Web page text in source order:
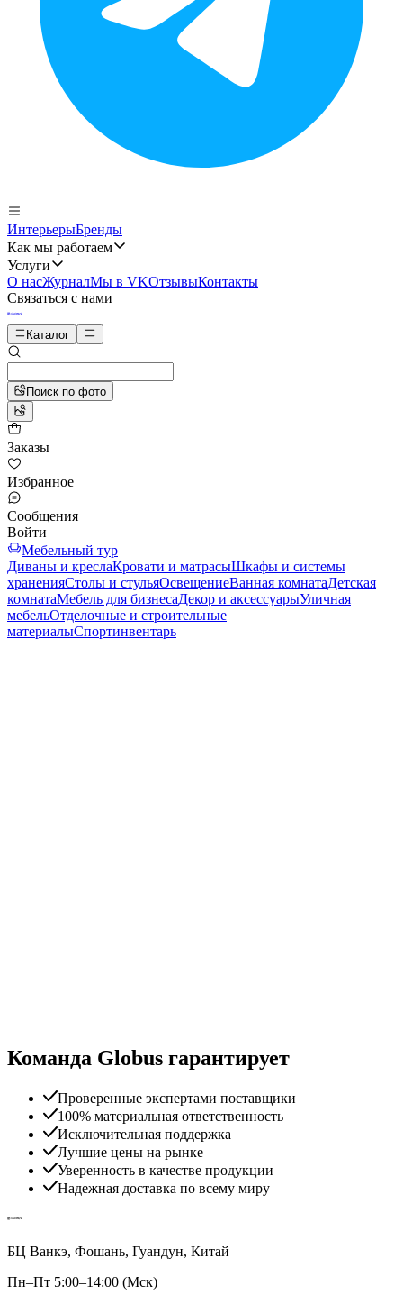
ИнтерьерыБренды
Как мы работаем
Услуги
О насЖурналМы в VKОтзывыКонтакты
Связаться с нами
Каталог
Поиск по фото
Заказы
Избранное
Сообщения
Войти
Мебельный тур
Диваны и креслаКровати и матрасыШкафы и системы
храненияСтолы и стульяОсвещениеВанная комнатаДетская
комнатаМебель для бизнесаДекор и аксессуарыУличная
мебельОтделочные и строительные
материалыСпортинвентарь
Команда Globus гарантирует
Проверенные экспертами поставщики
100% материальная ответственность
Исключительная поддержка
Лучшие цены на рынке
Уверенность в качестве продукции
Надежная доставка по всему миру
БЦ Ванкэ, Фошань, Гуандун, Китай
Пн–Пт 5:00–14:00 (Мск)